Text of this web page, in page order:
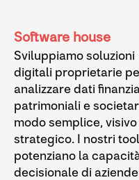
Software house
Sviluppiamo soluzioni
digitali proprietarie
analizzare dati
patrimoniali e
modo semplice, visivo
strategico. I nostri tool
potenziano la
decisionale di